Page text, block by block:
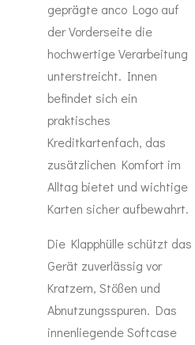
geprägte anco Logo auf
der Vorderseite die
hochwertige Verarbeitung
unterstreicht. Innen
befindet sich ein
praktisches
Kreditkartenfach, das
zusätzlichen Komfort im
Alltag bietet und wichtige
Karten sicher aufbewahrt.
Die Klapphülle schützt das
Gerät zuverlässig vor
Kratzern, Stößen und
Abnutzungsspuren. Das
innenliegende Softcase